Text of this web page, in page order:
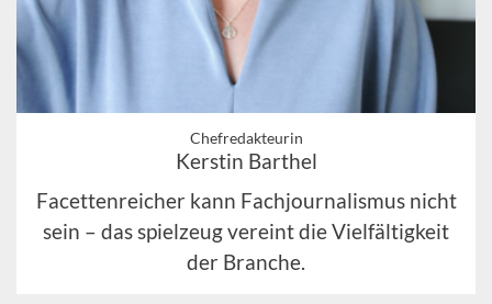
Chefredakteurin
Kerstin Barthel
Facettenreicher kann Fachjournalismus nicht
sein – das spielzeug vereint die Vielfältigkeit
der Branche.